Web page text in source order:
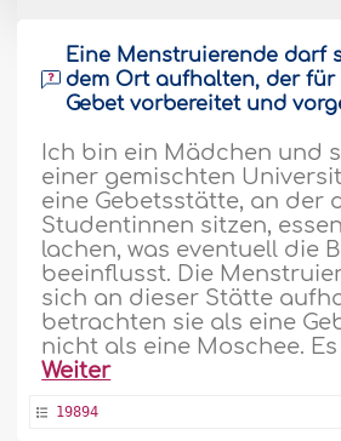
Eine Menstruierende darf
dem Ort aufhalten, der
Gebet vorbereitet und
Ich bin ein Mädchen und
einer gemischten
eine Gebetsstätte, an der
Studentinnen sitzen,
lachen, was eventuell die
beeinflusst. Die
sich an dieser Stätte
betrachten sie als eine
nicht als eine Moschee.
Weiter
19894